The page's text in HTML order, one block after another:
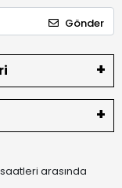
Gönder
arasında